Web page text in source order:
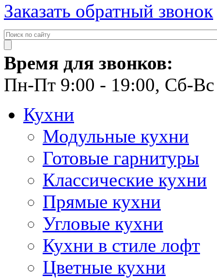
Заказать обратный звонок
Время для звонков:
Пн-Пт 9:00 - 19:00, Сб-Вс
Кухни
Модульные кухни
Готовые гарнитуры
Классические кухни
Прямые кухни
Угловые кухни
Кухни в стиле лофт
Цветные кухни